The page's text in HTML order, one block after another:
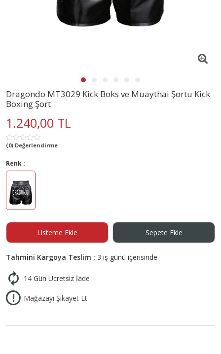
Dragondo MT3029 Kick Boks ve Muaythai Şortu Kick
Boxing Şort
1.240,00 TL
(0) Değerlendirme
Renk :
Listeme Ekle Sepete Ekle
Tahmini Kargoya Teslim : 3 iş günü içerisinde
14 Gün Ücretsiz İade
Mağazayı Şikayet Et